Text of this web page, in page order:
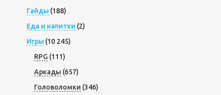
Гайды (188)
Еда и напитки (2)
Игры (10 245)
RPG (111)
Аркады (657)
Головоломки (346)